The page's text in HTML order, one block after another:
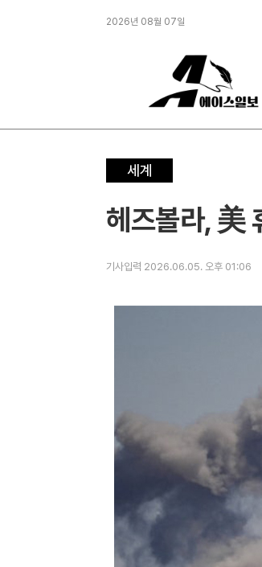
2026년 08월 07일
세계
헤즈볼라, 美
기사입력 2026.06.05. 오후 01:06